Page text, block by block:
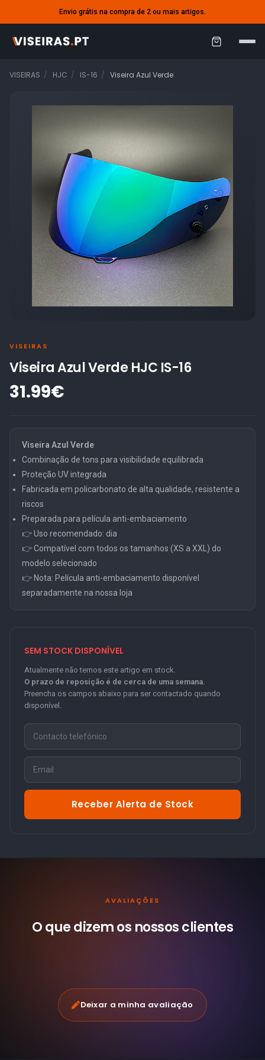
Envio grátis na compra de 2 ou mais artigos.
C
r
o
VISEIRAS HJC IS-16 Viseira Azul Verde
VISEIRAS
Viseira Azul Verde HJC IS-16
31.99€
Viseira Azul Verde
Combinação de tons para visibilidade equilibrada
Proteção UV integrada
Fabricada em policarbonato de alta qualidade, resistente a
riscos
Preparada para película anti-embaciamento
👉 Uso recomendado: dia
👉 Compatível com todos os tamanhos (XS a XXL) do
modelo selecionado
👉 Nota: Película anti-embaciamento disponível
separadamente na nossa loja
SEM STOCK DISPONÍVEL
Atualmente não temos este artigo em stock.
O prazo de reposição é de cerca de uma semana.
Preencha os campos abaixo para ser contactado quando
disponível.
Receber Alerta de Stock
AVALIAÇÕES
O que dizem os nossosclientes
Deixar a minha avaliação